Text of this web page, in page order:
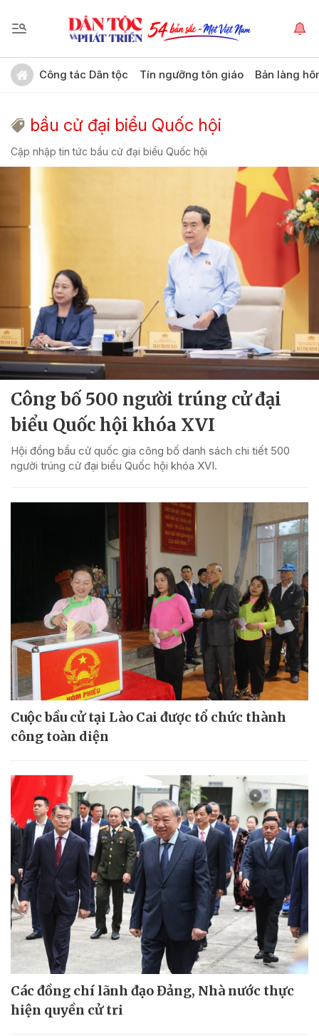
Công tác Dân tộc Tín ngưỡng tôn giáo Bản làng
bầu cử đại biểu Quốc hội
Cập nhập tin tức bầu cử đại biểu Quốc hội
Công bố 500 người trúng cử đại
biểu Quốc hội khóa XVI
Hội đồng bầu cử quốc gia công bố danh sách chi tiết 500
người trúng cử đại biểu Quốc hội khóa XVI.
Cuộc bầu cử tại Lào Cai được tổ chức thành
công toàn diện
Các đồng chí lãnh đạo Đảng, Nhà nước thực
hiện quyền cử tri